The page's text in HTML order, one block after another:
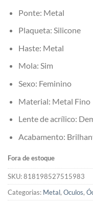
Ponte: Metal
Plaqueta: Silicone
Haste: Metal
Mola: Sim
Sexo: Feminino
Material: Metal Fino
Lente de acrílico:
Acabamento:
Fora de estoque
SKU:818198527515983
Categorias: Metal, Oculos,